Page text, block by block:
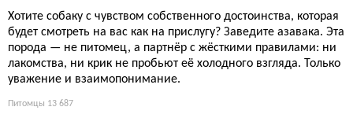
Хотите собаку с чувством собственного достоинства, которая
будет смотреть на вас как на прислугу? Заведите азавака. Эта
порода — не питомец, а партнёр с жёсткими правилами: ни
лакомства, ни крик не пробьют её холодного взгляда. Только
уважение и взаимопонимание.
Питомцы 13 687